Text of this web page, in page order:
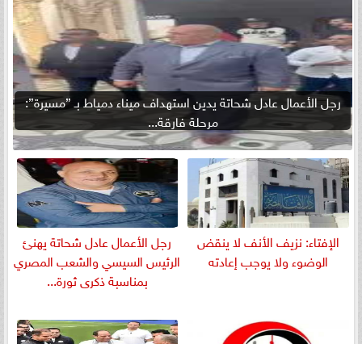
رجل الأعمال عادل شحاتة يدين استهداف ميناء دمياط بـ ”مسيرة”:
مرحلة فارقة...
الإفتاء: نزيف الأنف لا ينقض
الوضوء ولا يوجب إعادته
رجل الأعمال عادل شحاتة يهنئ
الرئيس السيسي والشعب المصري
بمناسبة ذكرى ثورة...